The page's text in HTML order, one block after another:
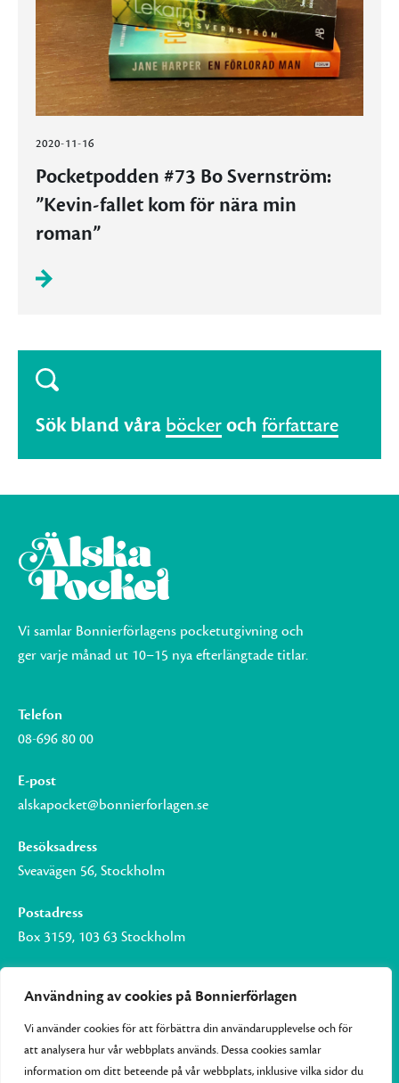
Användning av cookies på Bonnierförlagen
Vi använder cookies för att förbättra din användarupplevelse och för
att analysera hur vår webbplats används. Dessa cookies samlar
information om ditt beteende på vår webbplats, inklusive vilka sidor du
2020-11-16
Pocketpodden #73 Bo Svernström:
”Kevin-fallet kom för nära min
roman”
Sök bland våra böckeroch författare
Vi samlar Bonnierförlagens pocketutgivning och
ger varje månad ut 10–15 nya efterlängtade titlar.
Telefon
08-696 80 00
E-post
alskapocket@bonnierforlagen.se
Besöksadress
Sveavägen 56, Stockholm
Postadress
Box 3159, 103 63 Stockholm
Om Bonnierförlagen
Cookies